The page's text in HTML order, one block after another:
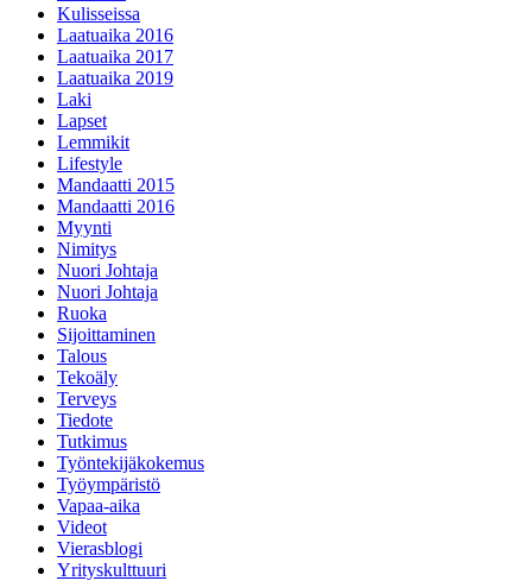
Kulisseissa
Laatuaika 2016
Laatuaika 2017
Laatuaika 2019
Laki
Lapset
Lemmikit
Lifestyle
Mandaatti 2015
Mandaatti 2016
Myynti
Nimitys
Nuori Johtaja
Nuori Johtaja
Ruoka
Sijoittaminen
Talous
Tekoäly
Terveys
Tiedote
Tutkimus
Työntekijäkokemus
Työympäristö
Vapaa-aika
Videot
Vierasblogi
Yrityskulttuuri